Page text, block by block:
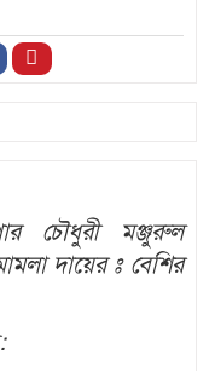
চৌধুরী মঞ্জুরুল
দায়ের ঃ বেশির